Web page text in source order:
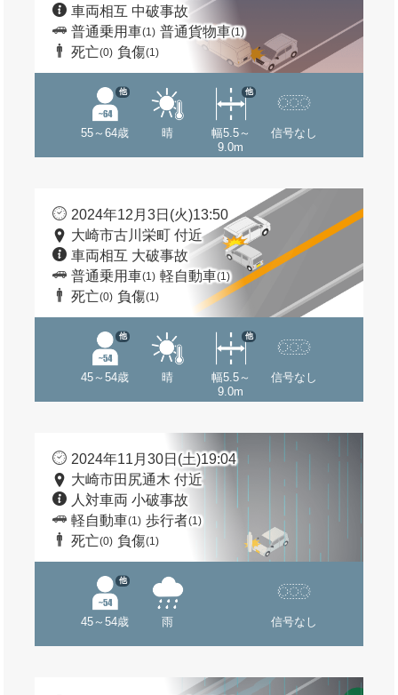
車両相互 中破事故
普通乗用車(1) 普通貨物車(1)
死亡(0) 負傷(1)
55～64歳
他
晴
幅5.5～
9.0m
他
信号なし
2024年12月3日(火)13:50
大崎市古川栄町 付近
車両相互 大破事故
普通乗用車(1) 軽自動車(1)
死亡(0) 負傷(1)
45～54歳
他
晴
幅5.5～
9.0m
他
信号なし
2024年11月30日(土)19:04
大崎市田尻通木 付近
人対車両 小破事故
軽自動車(1) 歩行者(1)
死亡(0) 負傷(1)
45～54歳
他
雨 信号なし